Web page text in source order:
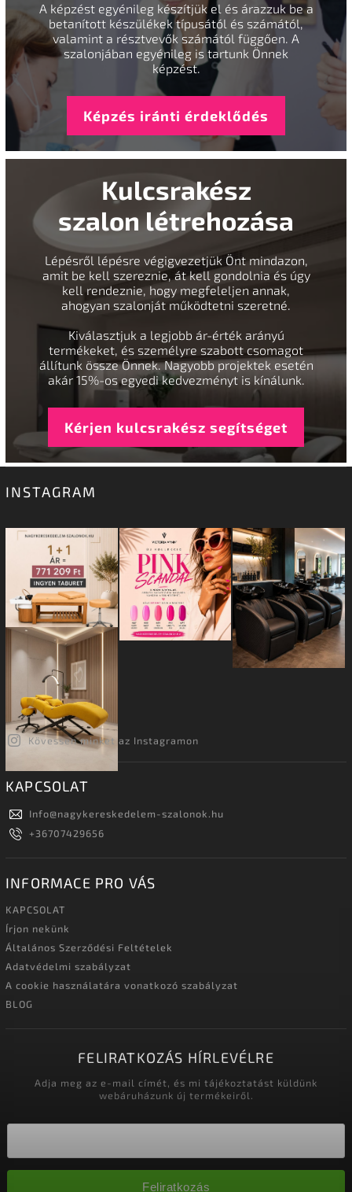
A képzést egyénileg készítjük el és árazzuk be a
betanított készülékek típusától és számától,
valamint a résztvevők számától függően. A
szalonjában egyénileg is tartunk Önnek
képzést.
Képzés iránti érdeklődés
Kulcsrakész
szalon létrehozása
Lépésről lépésre végigvezetjük Önt mindazon,
amit be kell szereznie, át kell gondolnia és úgy
kell rendeznie, hogy megfeleljen annak,
ahogyan szalonját működtetni szeretné.
Kiválasztjuk a legjobb ár-érték arányú
termékeket, és személyre szabott csomagot
állítunk össze Önnek. Nagyobb projektek esetén
akár 15%-os egyedi kedvezményt is kínálunk.
Kérjen kulcsrakész segítséget
INSTAGRAM
Kövessen minket az Instagramon
KAPCSOLAT
Info@nagykereskedelem-szalonok.hu
+36707429656
INFORMACE PRO VÁS
KAPCSOLAT
Írjon nekünk
Általános Szerződési Feltételek
Adatvédelmi szabályzat
A cookie használatára vonatkozó szabályzat
BLOG
FELIRATKOZÁS HÍRLEVÉLRE
Adja meg az e-mail címét, és mi tájékoztatást küldünk
webáruházunk új termékeiről.
Feliratkozás